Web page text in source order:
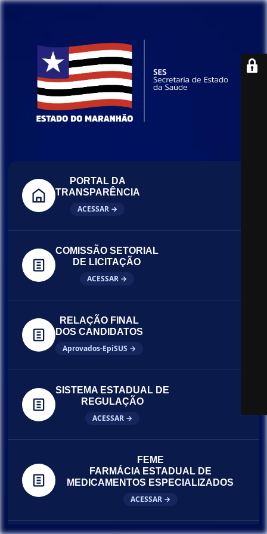
PORTAL DA
TRANSPARÊNCIA
ACESSAR →
COMISSÃO SETORIAL
DE LICITAÇÃO
ACESSAR →
RELAÇÃO FINAL
DOS CANDIDATOS
Aprovados-EpiSUS →
SISTEMA ESTADUAL DE
REGULAÇÃO
ACESSAR →
FEME
FARMÁCIA ESTADUAL DE
MEDICAMENTOS ESPECIALIZADOS
ACESSAR →